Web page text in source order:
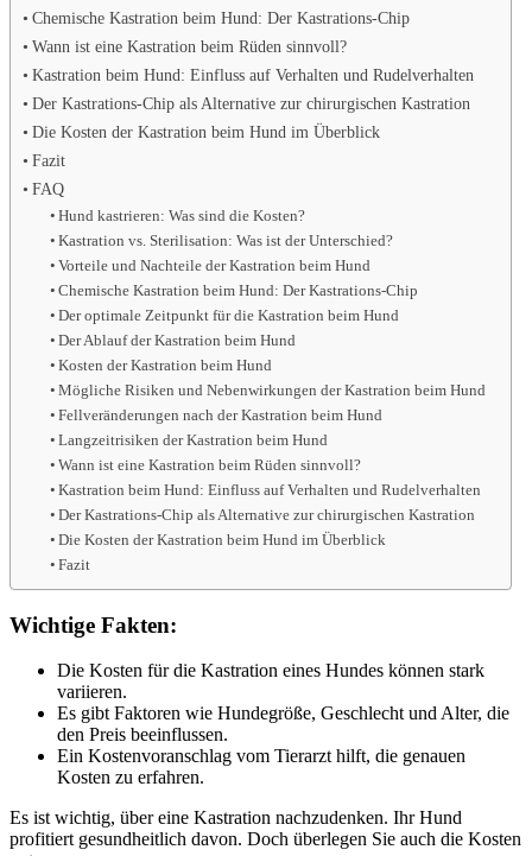
Chemische Kastration beim Hund: Der Kastrations-Chip
Wann ist eine Kastration beim Rüden sinnvoll?
Kastration beim Hund: Einfluss auf Verhalten und Rudelverhalten
Der Kastrations-Chip als Alternative zur chirurgischen Kastration
Die Kosten der Kastration beim Hund im Überblick
Fazit
FAQ
Hund kastrieren: Was sind die Kosten?
Kastration vs. Sterilisation: Was ist der Unterschied?
Vorteile und Nachteile der Kastration beim Hund
Chemische Kastration beim Hund: Der Kastrations-Chip
Der optimale Zeitpunkt für die Kastration beim Hund
Der Ablauf der Kastration beim Hund
Kosten der Kastration beim Hund
Mögliche Risiken und Nebenwirkungen der Kastration beim Hund
Fellveränderungen nach der Kastration beim Hund
Langzeitrisiken der Kastration beim Hund
Wann ist eine Kastration beim Rüden sinnvoll?
Kastration beim Hund: Einfluss auf Verhalten und Rudelverhalten
Der Kastrations-Chip als Alternative zur chirurgischen Kastration
Die Kosten der Kastration beim Hund im Überblick
Fazit
Wichtige Fakten:
Die Kosten für die Kastration eines Hundes können stark
variieren.
Es gibt Faktoren wie Hundegröße, Geschlecht und Alter, die
den Preis beeinflussen.
Ein Kostenvoranschlag vom Tierarzt hilft, die genauen
Kosten zu erfahren.
Es ist wichtig, über eine Kastration nachzudenken. Ihr Hund
profitiert gesundheitlich davon. Doch überlegen Sie auch die Kosten